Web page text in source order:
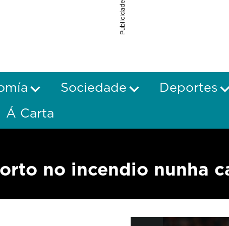
Publicidade
Sociedade Deportes
Á Carta
no incendio nunha